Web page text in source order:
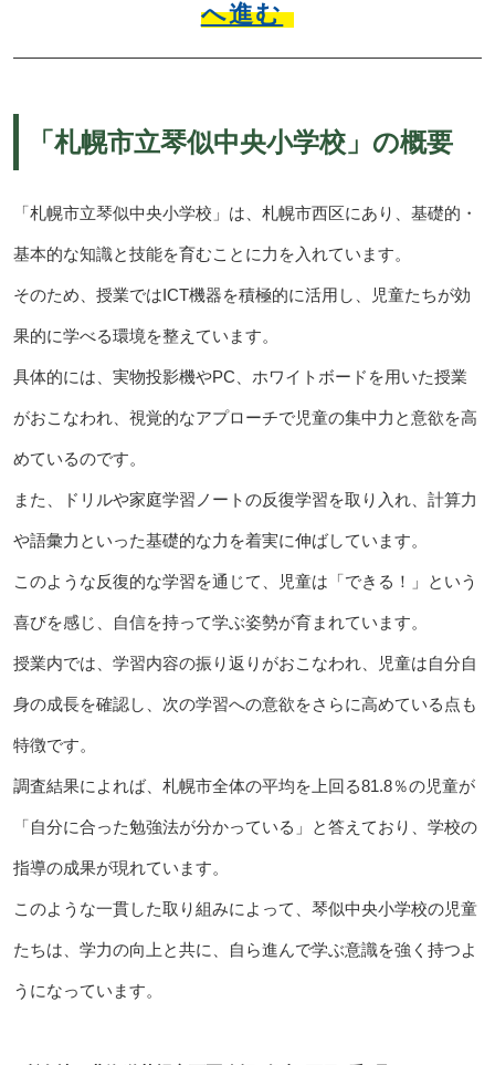
へ進む
「札幌市立琴似中央小学校」の概要
「札幌市立琴似中央小学校」は、札幌市西区にあり、基礎的・
基本的な知識と技能を育むことに力を入れています。
そのため、授業ではICT機器を積極的に活用し、児童たちが効
果的に学べる環境を整えています。
具体的には、実物投影機やPC、ホワイトボードを用いた授業
がおこなわれ、視覚的なアプローチで児童の集中力と意欲を高
めているのです。
また、ドリルや家庭学習ノートの反復学習を取り入れ、計算力
や語彙力といった基礎的な力を着実に伸ばしています。
このような反復的な学習を通じて、児童は「できる！」という
喜びを感じ、自信を持って学ぶ姿勢が育まれています。
授業内では、学習内容の振り返りがおこなわれ、児童は自分自
身の成長を確認し、次の学習への意欲をさらに高めている点も
特徴です。
調査結果によれば、札幌市全体の平均を上回る81.8％の児童が
「自分に合った勉強法が分かっている」と答えており、学校の
指導の成果が現れています。
このような一貫した取り組みによって、琴似中央小学校の児童
たちは、学力の向上と共に、自ら進んで学ぶ意識を強く持つよ
うになっています。